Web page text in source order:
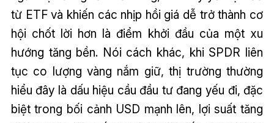
từ ETF và khiến các nhịp hồi giá dễ trở thành cơ
hội chốt lời hơn là điểm khởi đầu của một xu
hướng tăng bền. Nói cách khác, khi SPDR liên
tục co lượng vàng nắm giữ, thị trường thường
hiểu đây là dấu hiệu cầu đầu tư đang yếu đi, đặc
biệt trong bối cảnh USD mạnh lên, lợi suất tăng